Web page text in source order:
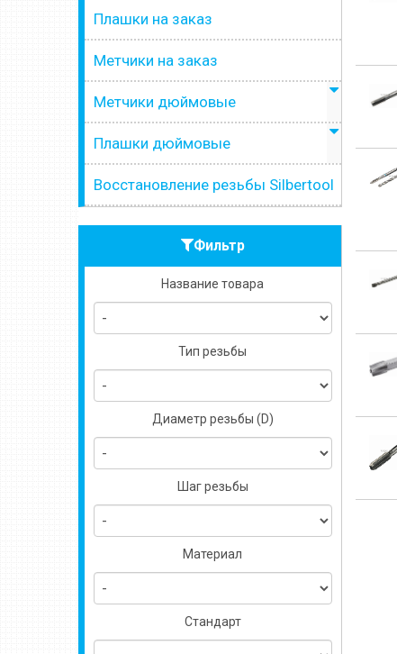
Плашки на заказ
Метчики на заказ
Метчики дюймовые
Плашки дюймовые
Восстановление резьбы Silbertool
Фильтр
Название товара
Тип резьбы
Диаметр резьбы (D)
Шаг резьбы
Материал
Стандарт